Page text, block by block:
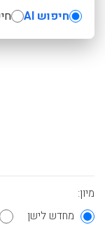
חיפוש AI
מיון:
מחדש לישן